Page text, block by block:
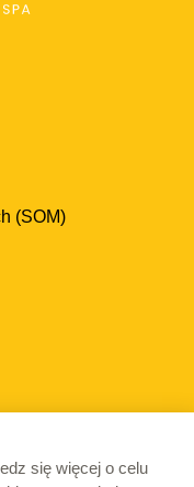
(SOM)
się więcej o celu